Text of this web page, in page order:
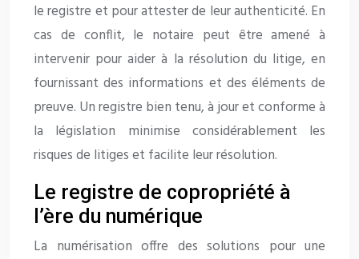
le registre et pour attester de leur authenticité. En
cas de conflit, le notaire peut être amené à
intervenir pour aider à la résolution du litige, en
fournissant des informations et des éléments de
preuve. Un registre bien tenu, à jour et conforme à
la législation minimise considérablement les
risques de litiges et facilite leur résolution.
Le registre de copropriété à
l’ère du numérique
La numérisation offre des solutions pour une